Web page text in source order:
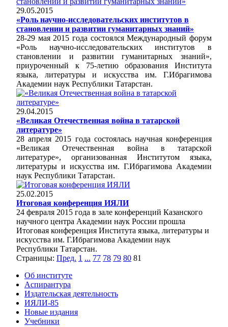
29.05.2015
«Роль научно-исследовательских институтов в
становлении и развитии гуманитарных знаний»
28-29 мая 2015 года состоялся Международный форум
«Роль научно-исследовательских институтов в
становлении и развитии гуманитарных знаний»,
приуроченный к 75-летию образования Института
языка, литературы и искусства им. Г.Ибрагимова
Академии наук Республики Татарстан.
29.04.2015
«Великая Отечественная война в татарской
литературе»
28 апреля 2015 года состоялась научная конференция
«Великая Отечественная война в татарской
литературе», организованная Институтом языка,
литературы и искусства им. Г.Ибрагимова Академии
наук Республики Татарстан.
25.02.2015
Итоговая конференция ИЯЛИ
24 февраля 2015 года в зале конференций Казанского
научного центра Академии наук России прошла
Итоговая конференция Института языка, литературы и
искусства им. Г.Ибрагимова Академии наук
Республики Татарстан.
Страницы: Пред. 1 ... 77 78 79 80 81
Об институте
Аспирантура
Издательская деятельность
ИЯЛИ-85
Новые издания
Учебники